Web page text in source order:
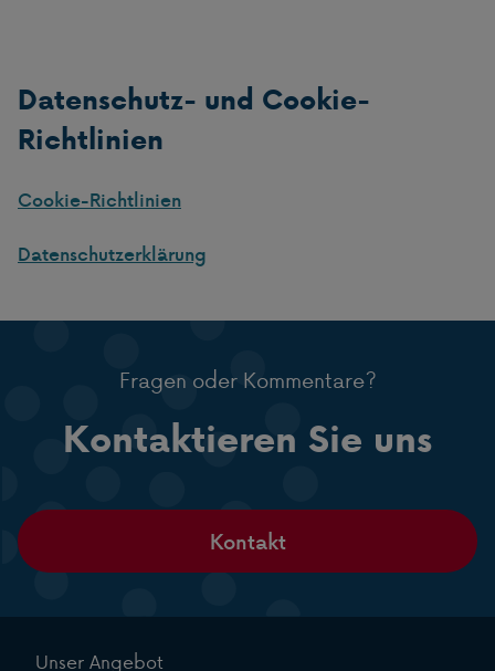
Datenschutz- und Cookie-
Richtlinien
Cookie-Richtlinien
Datenschutzerklärung
Fragen oder Kommentare?
Kontaktieren Sie uns
Kontakt
Unser Angebot